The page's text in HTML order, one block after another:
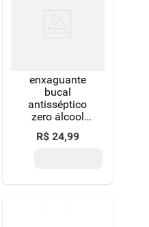
enxaguante
bucal
antisséptico
zero álcool
melancia &
hortelã
R$ 24,99